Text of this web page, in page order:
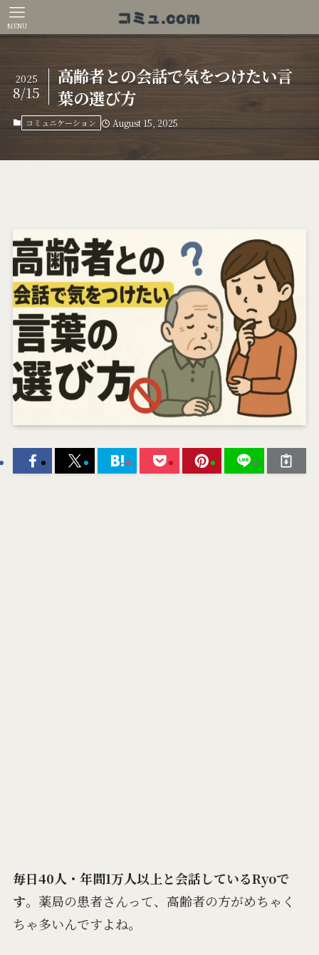
MENU
高齢者との会話で気をつけたい言
葉の選び方
2025
8/15
コミュニケーション August 15, 2025
毎日40人・年間1万人以上と会話しているRyoで
す。薬局の患者さんって、高齢者の方がめちゃく
ちゃ多いんですよね。